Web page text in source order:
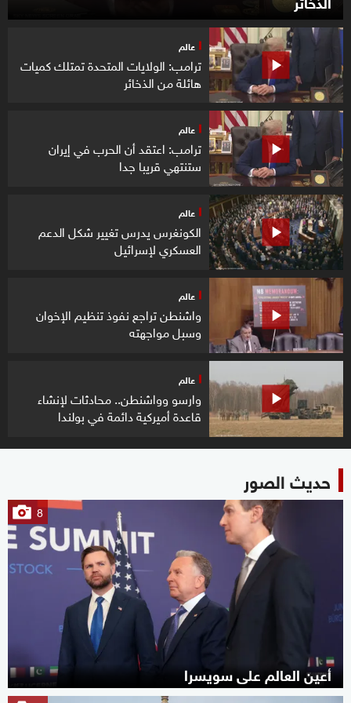
عالم
ترامب: الولايات المتحدة تمتلك كميات
هائلة من الذخائر
عالم
ترامب: اعتقد أن الحرب في إيران
ستنتهي قريبا جدا
عالم
الكونغرس يدرس تغيير شكل الدعم
العسكري لإسرائيل
عالم
واشنطن تراجع نفوذ تنظيم الإخوان
وسبل مواجهته
عالم
وارسو وواشنطن.. محادثات لإنشاء
قاعدة أميركية دائمة في بولندا
حديث الصور
8
أعين العالم على سويسرا